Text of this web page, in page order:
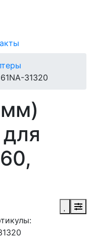
31320